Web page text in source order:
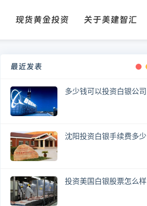
现货黄金投资 关于美建智汇
最近发表
多少钱可以投资白银公司
沈阳投资白银手续费多少
投资美国白银股票怎么样